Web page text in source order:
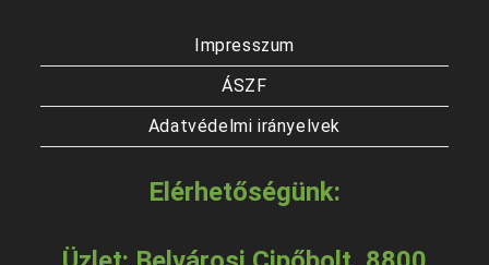
Impresszum
ÁSZF
Adatvédelmi irányelvek
Elérhetőségünk: